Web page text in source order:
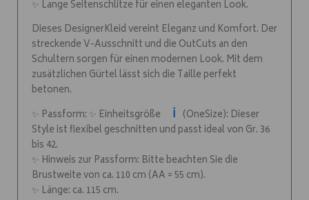
✨ Lange Seitenschlitze für einen eleganten Look.
Dieses DesignerKleid vereint Eleganz und Komfort. Der
streckende V-Ausschnitt und die OutCuts an den
Schultern sorgen für einen modernen Look. Mit dem
zusätzlichen Gürtel lässt sich die Taille perfekt
betonen.
✨ Passform: ✨ Einheitsgröße
ℹ️ (OneSize): Dieser
Style ist flexibel geschnitten und passt ideal von Gr. 36
bis 42.
✨ Hinweis zur Passform: Bitte beachten Sie die
Brustweite von ca. 110 cm (AA = 55 cm).
✨ Länge: ca. 115 cm.